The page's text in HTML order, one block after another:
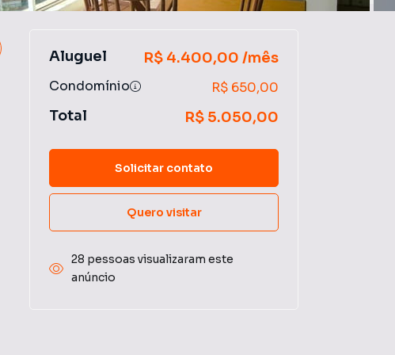
Aluguel R$ 4.400,00 /mês
Condomínio R$ 650,00
Total R$ 5.050,00
Solicitar contato
Quero visitar
28 pessoas visualizaram este
anúncio